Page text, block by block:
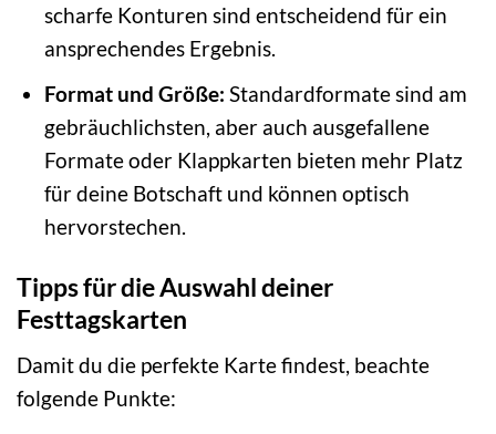
scharfe Konturen sind entscheidend für ein
ansprechendes Ergebnis.
Format und Größe: Standardformate sind am
gebräuchlichsten, aber auch ausgefallene
Formate oder Klappkarten bieten mehr Platz
für deine Botschaft und können optisch
hervorstechen.
Tipps für die Auswahl deiner
Festtagskarten
Damit du die perfekte Karte findest, beachte
folgende Punkte: